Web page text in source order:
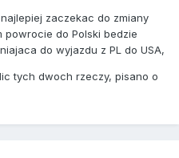
zaczekac do zmiany
do Polski bedzie
do wyjazdu z PL do USA,
tych dwoch rzeczy, pisano o